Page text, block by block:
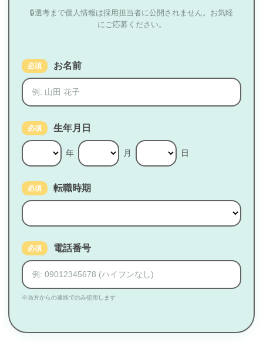
🔒選考まで個人情報は採用担当者に公開されません。お気軽
にご応募ください。
必須 お名前
必須 生年月日
年 月 日
必須 転職時期
必須 電話番号
※当方からの連絡でのみ使用します